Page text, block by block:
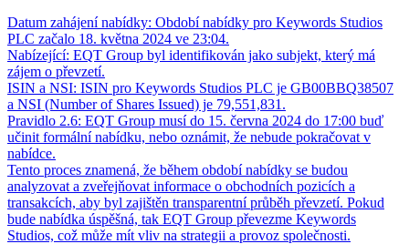
Datum zahájení nabídky: Období nabídky pro Keywords Studios
PLC začalo 18. května 2024 ve 23:04.
Nabízející: EQT Group byl identifikován jako subjekt, který má
zájem o převzetí.
ISIN a NSI: ISIN pro Keywords Studios PLC je GB00BBQ38507
a NSI (Number of Shares Issued) je 79,551,831.
Pravidlo 2.6: EQT Group musí do 15. června 2024 do 17:00 buď
učinit formální nabídku, nebo oznámit, že nebude pokračovat v
nabídce.
Tento proces znamená, že během období nabídky se budou
analyzovat a zveřejňovat informace o obchodních pozicích a
transakcích, aby byl zajištěn transparentní průběh převzetí. Pokud
bude nabídka úspěšná, tak EQT Group převezme Keywords
Studios, což může mít vliv na strategii a provoz společnosti.